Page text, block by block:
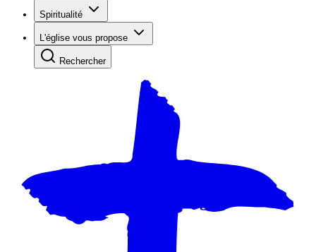
Spiritualité
L'église vous propose
Rechercher